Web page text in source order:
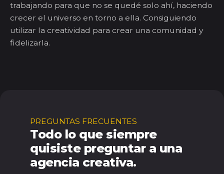
trabajando para que no se quedé solo ahí, haciendo
crecer el universo en torno a ella. Consiguiendo
utilizar la creatividad para crear una comunidad y
fidelizarla.
PREGUNTAS FRECUENTES
Todo lo que siempre
quisiste preguntar a una
agencia creativa.